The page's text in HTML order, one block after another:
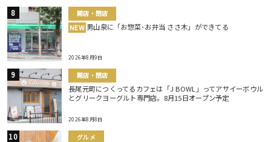
開店・閉店
NEW 男山泉に「お惣菜･お弁当 ささ木」ができてる
2026年8月9日
開店・閉店
長尾元町につくってるカフェは「J BOWL」ってアサイーボウル
とグリークヨーグルト専門店。8月15日オープン予定
2026年8月8日
グルメ